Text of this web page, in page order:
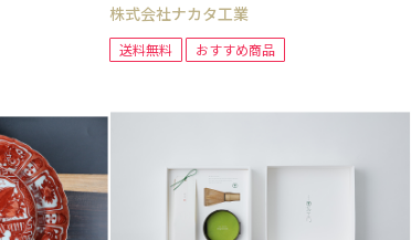
株式会社ナカタ工業
送料無料 おすすめ商品